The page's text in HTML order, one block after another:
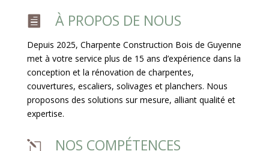
 À PROPOS DE NOUS
Depuis 2025, Charpente Construction Bois de Guyenne
met à votre service plus de 15 ans d’expérience dans la
conception et la rénovation de charpentes,
couvertures, escaliers, solivages et planchers. Nous
proposons des solutions sur mesure, alliant qualité et
expertise.
l NOS COMPÉTENCES